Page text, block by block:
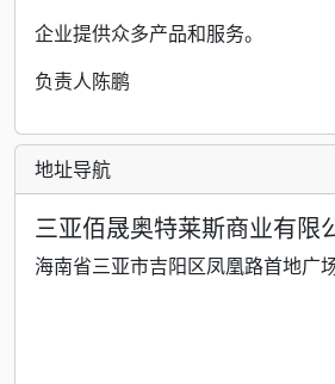
企业提供众多产品和服务。
负责人陈鹏
地址导航
三亚佰晟奥特莱斯商业有限
海南省三亚市吉阳区凤凰路首地广